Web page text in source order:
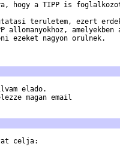
hogy a TIPP is
teruletem, ezert
amelyekben
ezeket nagyon orulnek.
elado.
magan email
celja: